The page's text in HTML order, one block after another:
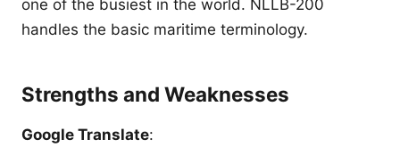
one of the busiest in the world. NLLB-200
handles the basic maritime terminology.
Strengths and Weaknesses
Google Translate: